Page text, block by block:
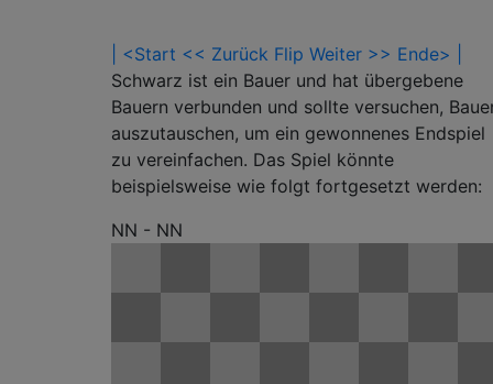
| <Start << Zurück Flip Weiter >> Ende> |
Schwarz ist ein Bauer und hat übergebene
Bauern verbunden und sollte versuchen,
auszutauschen, um ein gewonnenes Endspiel
zu vereinfachen. Das Spiel könnte
beispielsweise wie folgt fortgesetzt werden:
NN - NN